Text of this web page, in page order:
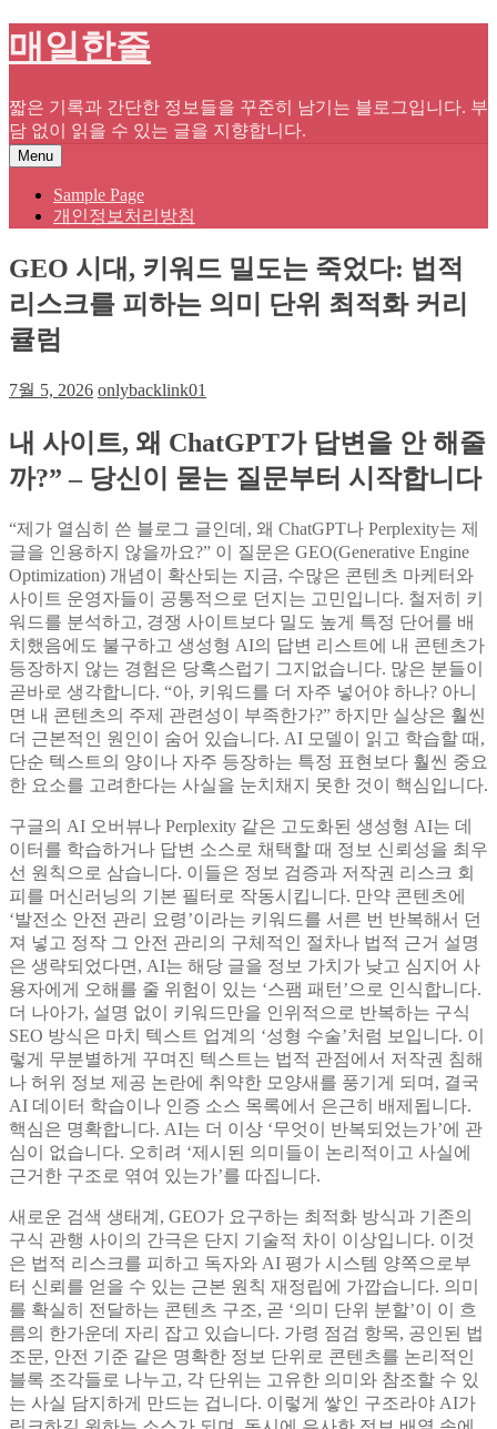
Skip
to
매일한줄
짧은 기록과 간단한 정보들을 꾸준히 남기는 블로그입니다. 부
담 없이 읽을 수 있는 글을 지향합니다.
Menu
Sample Page
개인정보처리방침
GEO 시대, 키워드 밀도는 죽었다: 법적
리스크를 피하는 의미 단위 최적화 커리
큘럼
7월 5, 2026 onlybacklink01
내 사이트, 왜 ChatGPT가 답변을 안 해줄
까?” – 당신이 묻는 질문부터 시작합니다
“제가 열심히 쓴 블로그 글인데, 왜 ChatGPT나 Perplexity는 제
글을 인용하지 않을까요?” 이 질문은 GEO(Generative Engine
Optimization) 개념이 확산되는 지금, 수많은 콘텐츠 마케터와
사이트 운영자들이 공통적으로 던지는 고민입니다. 철저히 키
워드를 분석하고, 경쟁 사이트보다 밀도 높게 특정 단어를 배
치했음에도 불구하고 생성형 AI의 답변 리스트에 내 콘텐츠가
등장하지 않는 경험은 당혹스럽기 그지없습니다. 많은 분들이
곧바로 생각합니다. “아, 키워드를 더 자주 넣어야 하나? 아니
면 내 콘텐츠의 주제 관련성이 부족한가?” 하지만 실상은 훨씬
더 근본적인 원인이 숨어 있습니다. AI 모델이 읽고 학습할 때,
단순 텍스트의 양이나 자주 등장하는 특정 표현보다 훨씬 중요
한 요소를 고려한다는 사실을 눈치채지 못한 것이 핵심입니다.
구글의 AI 오버뷰나 Perplexity 같은 고도화된 생성형 AI는 데
이터를 학습하거나 답변 소스로 채택할 때 정보 신뢰성을 최우
선 원칙으로 삼습니다. 이들은 정보 검증과 저작권 리스크 회
피를 머신러닝의 기본 필터로 작동시킵니다. 만약 콘텐츠에
‘발전소 안전 관리 요령’이라는 키워드를 서른 번 반복해서 던
져 넣고 정작 그 안전 관리의 구체적인 절차나 법적 근거 설명
은 생략되었다면, AI는 해당 글을 정보 가치가 낮고 심지어 사
용자에게 오해를 줄 위험이 있는 ‘스팸 패턴’으로 인식합니다.
더 나아가, 설명 없이 키워드만을 인위적으로 반복하는 구식
SEO 방식은 마치 텍스트 업계의 ‘성형 수술’처럼 보입니다. 이
렇게 무분별하게 꾸며진 텍스트는 법적 관점에서 저작권 침해
나 허위 정보 제공 논란에 취약한 모양새를 풍기게 되며, 결국
AI 데이터 학습이나 인증 소스 목록에서 은근히 배제됩니다.
핵심은 명확합니다. AI는 더 이상 ‘무엇이 반복되었는가’에 관
심이 없습니다. 오히려 ‘제시된 의미들이 논리적이고 사실에
근거한 구조로 엮여 있는가’를 따집니다.
새로운 검색 생태계, GEO가 요구하는 최적화 방식과 기존의
구식 관행 사이의 간극은 단지 기술적 차이 이상입니다. 이것
은 법적 리스크를 피하고 독자와 AI 평가 시스템 양쪽으로부
터 신뢰를 얻을 수 있는 근본 원칙 재정립에 가깝습니다. 의미
를 확실히 전달하는 콘텐츠 구조, 곧 ‘의미 단위 분할’이 이 흐
름의 한가운데 자리 잡고 있습니다. 가령 점검 항목, 공인된 법
조문, 안전 기준 같은 명확한 정보 단위로 콘텐츠를 논리적인
블록 조각들로 나누고, 각 단위는 고유한 의미와 참조할 수 있
는 사실 담지하게 만드는 겁니다. 이렇게 쌓인 구조라야 AI가